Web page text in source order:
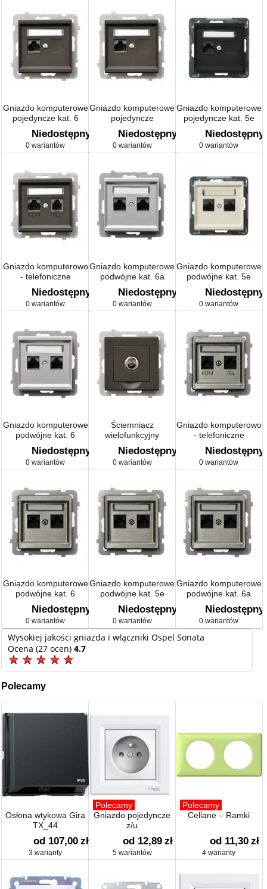
Gniazdo komputerowe
pojedyncze kat. 6
ekranowane
Niedostępny
0 wariantów
Gniazdo komputerowe
pojedyncze
Niedostępny
0 wariantów
Gniazdo komputerowe
pojedyncze kat. 5e
ekranowane
Niedostępny
0 wariantów
Gniazdo komputerowo
- telefoniczne
Niedostępny
0 wariantów
Gniazdo komputerowe
podwójne kat. 6a
ekranowane
Niedostępny
0 wariantów
Gniazdo komputerowe
podwójne kat. 5e
ekranowane
Niedostępny
0 wariantów
Gniazdo komputerowe
podwójne kat. 6
ekranowane
Niedostępny
0 wariantów
Ściemniacz
wielofunkcyjny
Niedostępny
0 wariantów
Gniazdo komputerowo
- telefoniczne
Niedostępny
0 wariantów
Gniazdo komputerowe
podwójne kat. 6
Niedostępny
0 wariantów
Gniazdo komputerowe
podwójne kat. 5e
ekranowane
Niedostępny
0 wariantów
Gniazdo komputerowe
podwójne kat. 6a
Niedostępny
0 wariantów
Wysokiej jakości gniazda i włączniki Ospel Sonata
Ocena (27 ocen)4.7
Polecamy
Osłona wtykowa Gira
TX_44
od 107,00 zł
3 warianty
Polecamy
Gniazdo pojedyncze
z/u
od 12,89 zł
5 wariantów
Polecamy
Celiane – Ramki
od 11,30 zł
4 warianty